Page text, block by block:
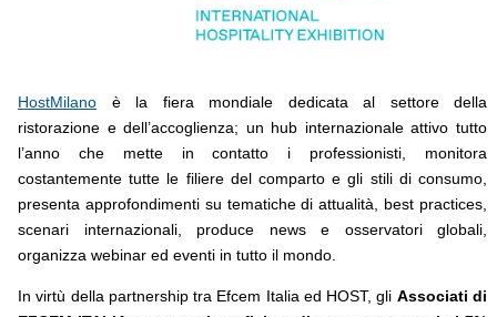
HostMilano è la fiera mondiale dedicata al settore della
ristorazione e dell’accoglienza; un hub internazionale attivo tutto
l’anno che mette in contatto i professionisti, monitora
costantemente tutte le filiere del comparto e gli stili di consumo,
presenta approfondimenti su tematiche di attualità, best practices,
scenari internazionali, produce news e osservatori globali,
organizza webinar ed eventi in tutto il mondo.
In virtù della partnership tra Efcem Italia ed HOST, gli Associati di